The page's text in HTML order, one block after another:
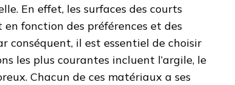
En effet, les surfaces des courts
fonction des préférences et des
conséquent, il est essentiel de choisir
les plus courantes incluent l’argile, le
Chacun de ces matériaux a ses